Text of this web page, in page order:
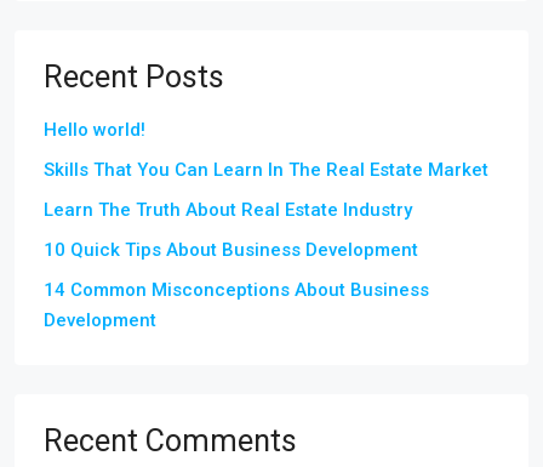
Recent Posts
Hello world!
Skills That You Can Learn In The Real Estate Market
Learn The Truth About Real Estate Industry
10 Quick Tips About Business Development
14 Common Misconceptions About Business
Development
Recent Comments